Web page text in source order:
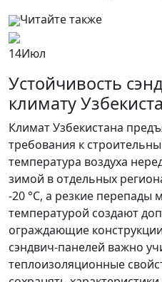
Читайте также
14Июл
Устойчивость
климату
Климат Узбекистана
требования к
температура воздуха
зимой в отдельных
-20 °C, а резкие
температурой создают
ограждающие
сэндвич-панелей важно
теплоизоляционные